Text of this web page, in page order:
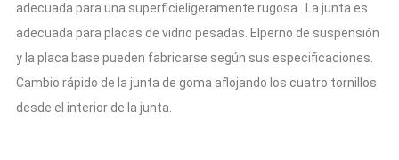
adecuada para una superficie ligeramente rugosa . La junta es
adecuada para placas de vidrio pesadas. El perno de suspensión
y la placa base pueden fabricarse según sus especificaciones.
Cambio rápido de la junta de goma aflojando los cuatro tornillos
desde el interior de la junta.